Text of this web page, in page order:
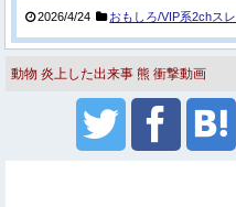
2026/4/24 おもしろ/VIP系2chスレ
動物 炎上した出来事 熊 衝撃動画